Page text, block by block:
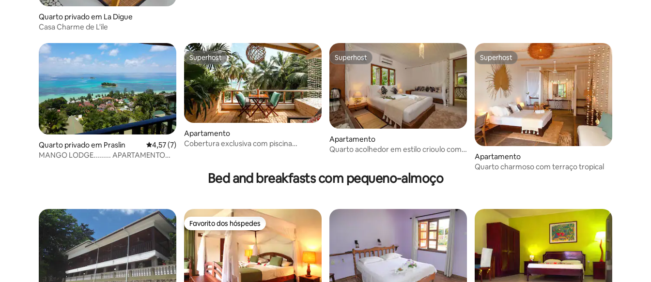
Quarto privado em La Digue
Casa Charme de L'ile
Quarto privado em Praslin Classificação média de 4,57 em 5 estrelas, 7avaliações
4,57 (7)
MANGO LODGE......... APARTAMENTO
Superhost
Superhost
Apartamento
Cobertura exclusiva com piscina
Superhost
Superhost
Apartamento
Quarto acolhedor em estilo crioulo com
Superhost
Superhost
Apartamento
Quarto charmoso com terraço tropical
Bed and breakfasts com pequeno-almoço
Favorito dos hóspedes
Favorito dos hóspedes